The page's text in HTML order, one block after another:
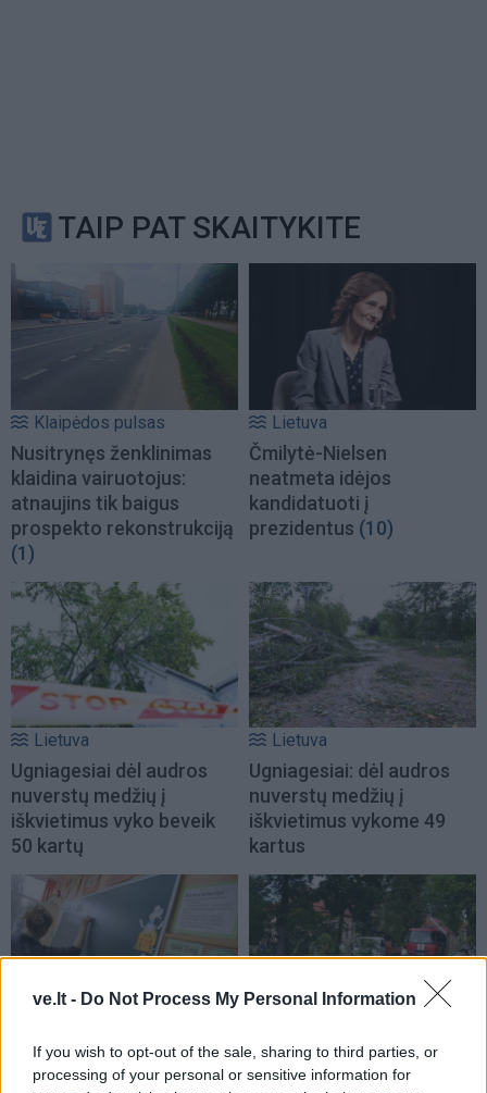
ve.lt - Do Not Process My Personal Information
If you wish to opt-out of the sale, sharing to third parties, or
processing of your personal or sensitive information for
TAIP PAT SKAITYKITE
Klaipėdos pulsas
Nusitrynęs ženklinimas
klaidina vairuotojus:
atnaujins tik baigus
prospekto rekonstrukciją
(1)
Lietuva
Čmilytė-Nielsen
neatmeta idėjos
kandidatuoti į
prezidentus (10)
Lietuva
Ugniagesiai dėl audros
nuverstų medžių į
iškvietimus vyko beveik
50 kartų
Lietuva
Ugniagesiai: dėl audros
nuverstų medžių į
iškvietimus vykome 49
kartus
Pedagogų deficitas:
Varėnos rajoną ir vėl